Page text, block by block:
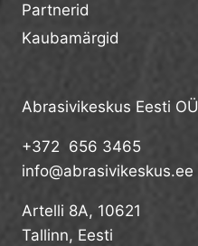
Partnerid
Kaubamärgid
Abrasivikeskus Eesti OÜ
+372 656 3465
info@abrasivikeskus.ee
Artelli 8A, 10621
Tallinn, Eesti